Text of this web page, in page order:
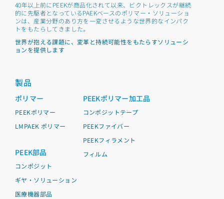
40年以上前にPEEKが商品化されて以来、ビクトレックスが継続
的に先駆者となっているPAEKベースのポリマー・ソリューショ
ンは、産業分野のあり方を一変させるような世界的なインパク
トをもたらしてきました。
世界が抱える課題に、変革と持続可能性をもたらすソリューシ
ョンを提供します
製品
ポリマー
PEEKポリマー
LMPAEK ポリマー
PEEK部品
コンポジット
ギヤ・ソリューション
医療機器部品
PEEKポリマー加工品
コンポジットテープ
PEEKファイバー
PEEKフィラメント
フィルム